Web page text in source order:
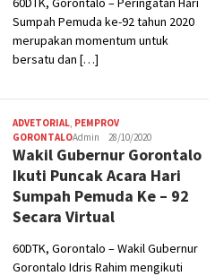
Sumpah Pemuda ke-92 tahun 2020
merupakan momentum untuk
bersatu dan […]
ADVETORIAL, PEMPROV
GORONTALOAdmin 28/10/2020
Wakil Gubernur Gorontalo
Ikuti Puncak Acara Hari
Sumpah Pemuda Ke – 92
Secara Virtual
60DTK, Gorontalo – Wakil Gubernur
Gorontalo Idris Rahim mengikuti